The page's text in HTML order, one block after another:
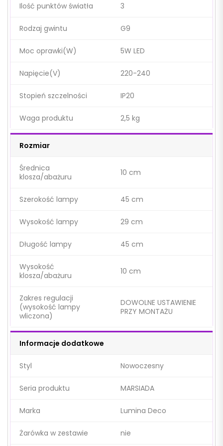
Ilość punktów światła 3
Rodzaj gwintu G9
Moc oprawki(W) 5W LED
Napięcie(V) 220-240
Stopień szczelności IP20
Waga produktu 2,5 kg
Rozmiar
Średnica
klosza/abażuru
10 cm
Szerokość lampy 45 cm
Wysokość lampy 29 cm
Długość lampy 45 cm
Wysokość
klosza/abażuru
10 cm
Zakres regulacji
(wysokość lampy
wliczona)
DOWOLNE USTAWIENIE
PRZY MONTAŻU
Informacje dodatkowe
Styl Nowoczesny
Seria produktu MARSIADA
Marka Lumina Deco
Żarówka w zestawie nie